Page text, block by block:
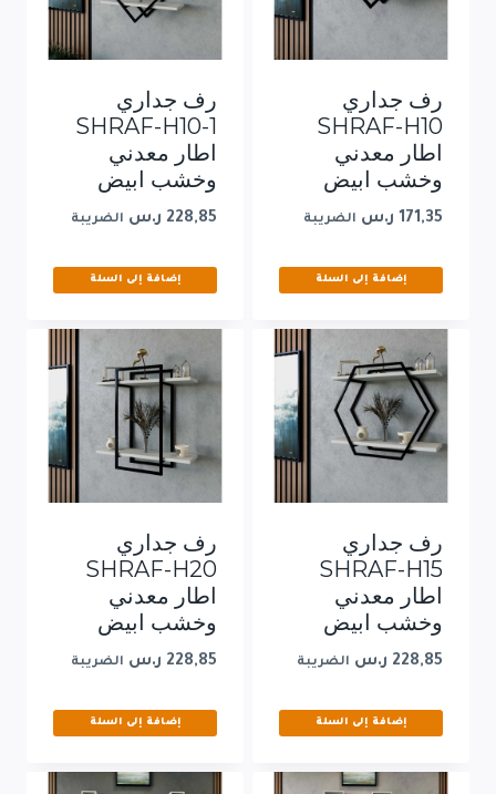
رف جداري
SHRAF-H10
اطار معدني
وخشب ابيض
171,35 ر.س الضريبة
إضافة إلى السلة
رف جداري
SHRAF-H10-1
اطار معدني
وخشب ابيض
228,85 ر.س الضريبة
إضافة إلى السلة
رف جداري
SHRAF-H15
اطار معدني
وخشب ابيض
228,85 ر.س الضريبة
إضافة إلى السلة
رف جداري
SHRAF-H20
اطار معدني
وخشب ابيض
228,85 ر.س الضريبة
إضافة إلى السلة